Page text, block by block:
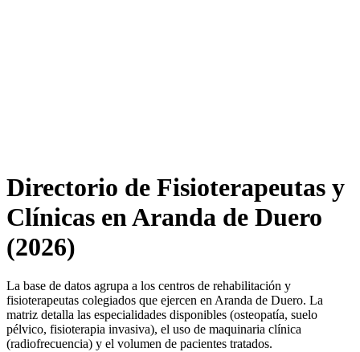
Directorio de Fisioterapeutas y
Clínicas en Aranda de Duero
(2026)
La base de datos agrupa a los centros de rehabilitación y
fisioterapeutas colegiados que ejercen en Aranda de Duero. La
matriz detalla las especialidades disponibles (osteopatía, suelo
pélvico, fisioterapia invasiva), el uso de maquinaria clínica
(radiofrecuencia) y el volumen de pacientes tratados.